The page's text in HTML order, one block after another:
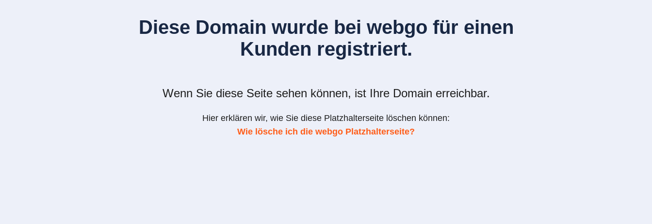
Diese Domain wurde bei webgo für einen
Kunden registriert.
Wenn Sie diese Seite sehen können, ist Ihre Domain erreichbar.
Hier erklären wir, wie Sie diese Platzhalterseite löschen können:
Wie lösche ich die webgo Platzhalterseite?